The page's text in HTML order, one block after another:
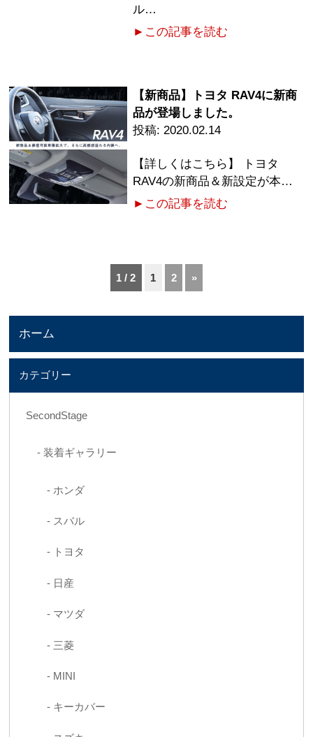
ル…
►この記事を読む
【新商品】トヨタ RAV4に新商
品が登場しました。
2020.02.14
【詳しくはこちら】 トヨタ
RAV4の新商品＆新設定が本…
►この記事を読む
1 / 2 1 2 »
ホーム
カテゴリー
SecondStage
装着ギャラリー
ホンダ
スバル
トヨタ
日産
マツダ
三菱
MINI
キーカバー